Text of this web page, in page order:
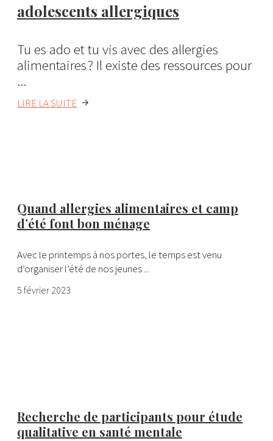
adolescents allergiques
Tu es ado et tu vis avec des allergies
alimentaires ? Il existe des ressources pour
...
LIRE LA SUITE
Quand allergies alimentaires et camp
d’été font bon ménage
Avec le printemps à nos portes, le temps est venu
d’organiser l’été de nos jeunes ...
5 février 2023
Recherche de participants pour étude
qualitative en santé mentale